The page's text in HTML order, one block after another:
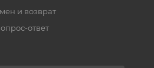
и возврат
ответ